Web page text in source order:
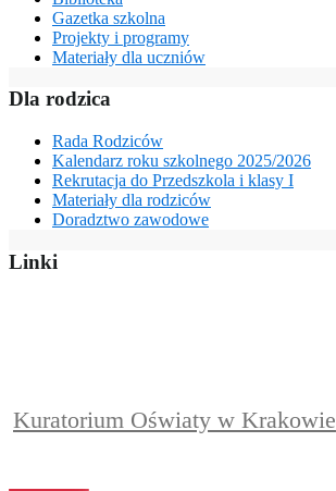
Gazetka szkolna
Projekty i programy
Materiały dla uczniów
Dla rodzica
Rada Rodziców
Kalendarz roku szkolnego 2025/2026
Rekrutacja do Przedszkola i klasy I
Materiały dla rodziców
Doradztwo zawodowe
Linki
Kuratorium Oświaty w Krakowie